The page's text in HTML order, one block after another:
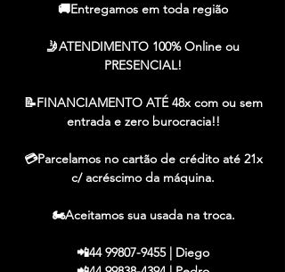
🚚Entregamos em toda região
🤳ATENDIMENTO 100% Online ou
PRESENCIAL!
📝FINANCIAMENTO ATÉ 48x com ou sem
entrada e zero burocracia!!
💳Parcelamos no cartão de crédito até 21x
c/ acréscimo da máquina.
🏍️Aceitamos sua usada na troca.
📲44 99807-9455 | Diego